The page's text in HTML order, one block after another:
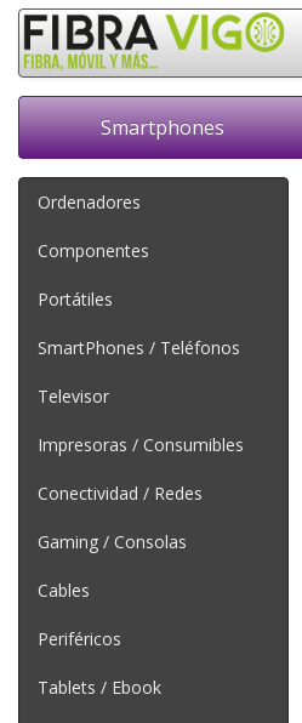
Smartphones
Ordenadores
Componentes
Portátiles
SmartPhones / Teléfonos
Televisor
Impresoras / Consumibles
Conectividad / Redes
Gaming / Consolas
Cables
Periféricos
Tablets / Ebook